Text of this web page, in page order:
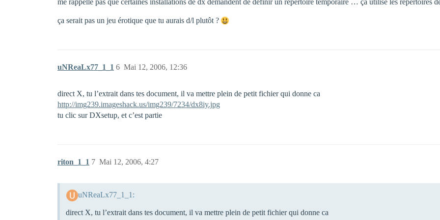
me rappelle pas que certaines installations de dx demandent de définir un répertoire temporaire … ça utilise les répertoires
ça serait pas un jeu érotique que tu aurais d/l plutôt ?
uNReaLx77_1_1 Mai 12, 2006, 12:36
6
direct X, tu l’extrait dans tes document, il va mettre plein de petit fichier qui donne ca
http://img239.imageshack.us/img239/7234/dx8iy.jpg
tu clic sur DXsetup, et c’est partie
riton_1_1 Mai 12, 2006, 4:27
7
uNReaLx77_1_1:
direct X, tu l’extrait dans tes document, il va mettre plein de petit fichier qui donne ca